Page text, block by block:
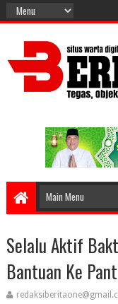
Selalu Aktif
Bantuan Ke